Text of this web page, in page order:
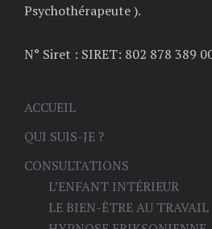
Psychothérapeute ).
N° Siret : SIRET: 802 878 389
ACCUEIL
QUI SUIS-JE ?
CONSULTATIONS
L’ENFANT INTÉRIEUR
LE BIEN-ÊTRE AU TRAVAIL